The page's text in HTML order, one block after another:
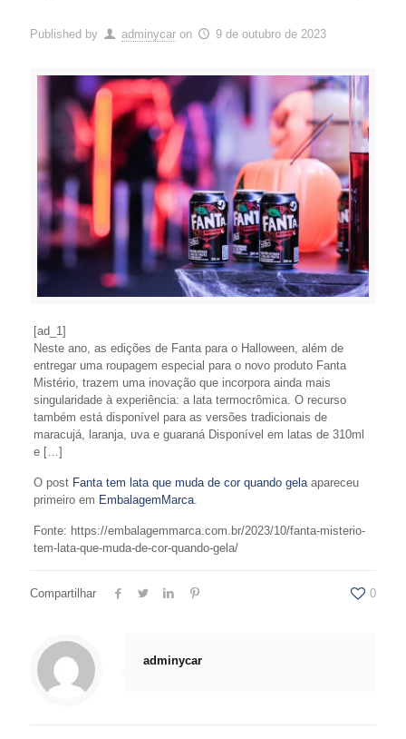
Published by adminycar on 9 de outubro de 2023
[ad_1]
Neste ano, as edições de Fanta para o Halloween, além de
entregar uma roupagem especial para o novo produto Fanta
Mistério, trazem uma inovação que incorpora ainda mais
singularidade à experiência: a lata termocrômica. O recurso
também está disponível para as versões tradicionais de
maracujá, laranja, uva e guaraná Disponível em latas de 310ml
e […]
O post Fanta tem lata que muda de cor quando gelaapareceu
primeiro em EmbalagemMarca.
Fonte: https://embalagemmarca.com.br/2023/10/fanta-misterio-
tem-lata-que-muda-de-cor-quando-gela/
Compartilhar 0
adminycar